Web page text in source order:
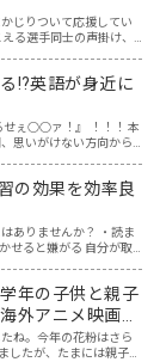
じりついて応援してい
る選手同士の声掛け、
⁉英語が身近に
せぇ○○ァ！』 ！！！ 本
思いがけない方向から
の効果を効率良
ありませんか？ ・読ま
せると嫌がる 自分が取
年の子供と親子
外アニメ映画５
ね。今年の花粉はさら
したが、たまには親子で